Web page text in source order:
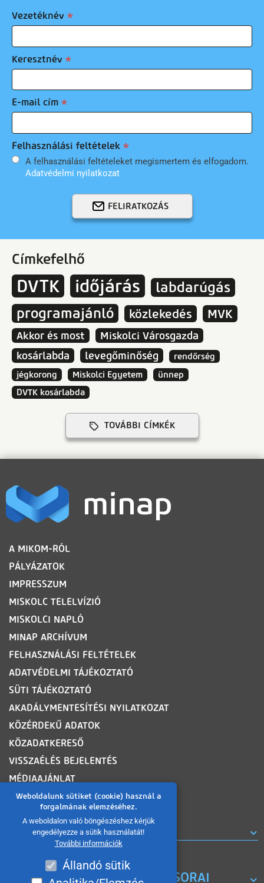
Weboldalunk sütiket (cookie) használ a
forgalmának elemzéséhez.
A weboldalon való böngészéshez kérjük
engedélyezze a sütik használatát!
További információk
Állandó sütik
Vezetéknév
Keresztnév
E-mail cím
Felhasználási feltételek
A felhasználási feltételeket megismertem és elfogadom.
Adatvédelmi nyilatkozat
FELIRATKOZÁS
Címkefelhő
DVTK időjárás
labdarúgás
programajánló
közlekedés MVK
Akkor és most
Miskolci Városgazda
kosárlabda
levegőminőség
rendőrség
jégkorong
Miskolci Egyetem
ünnep
DVTK kosárlabda
TOVÁBBI CÍMKÉK
LÁBLÉC
A MIKOM-RÓL
PÁLYÁZATOK
IMPRESSZUM
MISKOLC TELELVÍZIÓ
MISKOLCI NAPLÓ
MINAP ARCHÍVUM
FELHASZNÁLÁSI FELTÉTELEK
ADATVÉDELMI TÁJÉKOZTATÓ
SÜTI TÁJÉKOZTATÓ
AKADÁLYMENTESÍTÉSI NYILATKOZAT
KÖZÉRDEKŰ ADATOK
KÖZADATKERESŐ
VISSZAÉLÉS BEJELENTÉS
MÉDIAAJÁNLAT
OLDALTÉRKÉP
ROVATOK
A MISKOLC TV KORÁBBI MŰSORAI